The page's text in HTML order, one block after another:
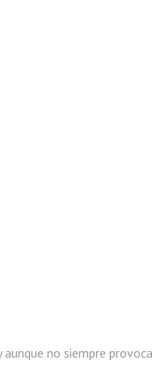
no siempre